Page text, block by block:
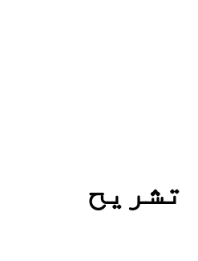
تشریح